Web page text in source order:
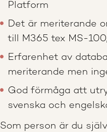
Platform
Det är meriterande
till M365 tex MS-
Erfarenhet av
meriterande men
God förmåga att
svenska och
Som person är du